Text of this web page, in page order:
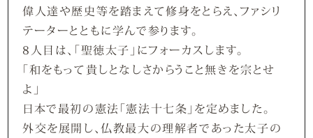
偉人達や歴史等を踏まえて修身をとらえ、ファシリ
テーターとともに学んで参ります。
8人目は、「聖徳太子」にフォーカスします。
「和をもって貴しとなしさからうこと無きを宗とせ
よ」
日本で最初の憲法「憲法十七条」を定めました。
外交を展開し、仏教最大の理解者であった太子の